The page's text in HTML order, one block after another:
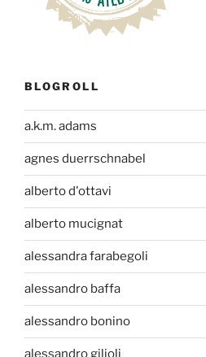
BLOGROLL
a.k.m. adams
agnes duerrschnabel
alberto d'ottavi
alberto mucignat
alessandra farabegoli
alessandro baffa
alessandro bonino
alessandro gilioli